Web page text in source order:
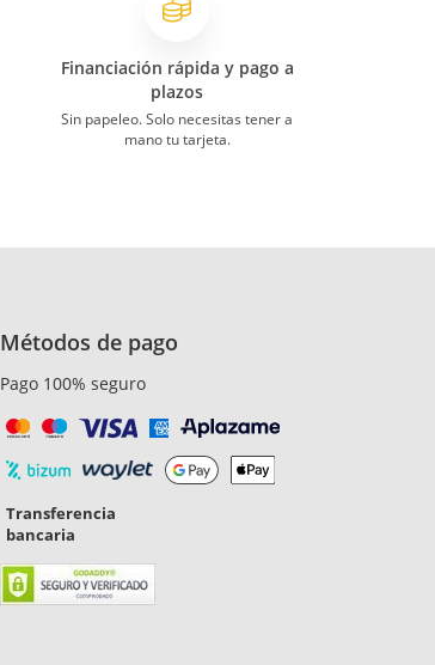
Financiación rápida y pago a
plazos
Sin papeleo. Solo necesitas tener a
mano tu tarjeta.
Métodos de pago
Pago 100% seguro
Transferencia
bancaria